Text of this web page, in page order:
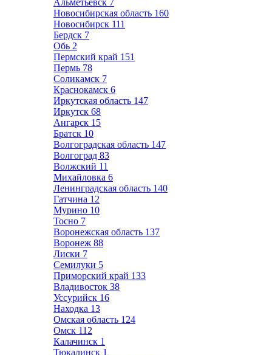
Альметьевск 7
Новосибирская область 160
Новосибирск 111
Бердск 7
Обь 2
Пермский край 151
Пермь 78
Соликамск 7
Краснокамск 6
Иркутская область 147
Иркутск 68
Ангарск 15
Братск 10
Волгоградская область 147
Волгоград 83
Волжский 11
Михайловка 6
Ленинградская область 140
Гатчина 12
Мурино 10
Тосно 7
Воронежская область 137
Воронеж 88
Лиски 7
Семилуки 5
Приморский край 133
Владивосток 38
Уссурийск 16
Находка 13
Омская область 124
Омск 112
Калачинск 1
Тюкалинск 1